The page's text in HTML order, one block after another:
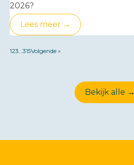
2026?
Lees meer →
123 315Volgende »
Bekijk alle →